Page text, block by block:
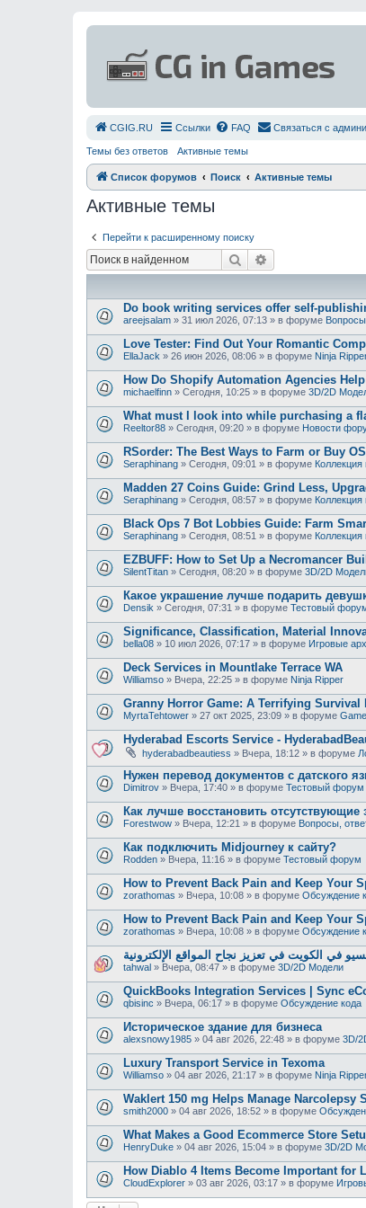
СGIG.RU Ссылки FAQ Связаться с
Темы без ответов Активные темы
Список форумов Поиск Активные темы
Активные темы
Перейти к расширенному поиску
Поиск
Do book writing services offer self-
areejsalam » 31 июл 2026, 07:13 » в форуме
Love Tester: Find Out Your Romantic
EllaJack » 26 июн 2026, 08:06 » в форуме Ninja
How Do Shopify Automation Agencies
michaelfinn » Сегодня, 10:25 » в форуме 3D/2D
What must I look into while purchasing a
Reeltor88 » Сегодня, 09:20 » в форуме Новости
RSorder: The Best Ways to Farm or Buy
Seraphinang » Сегодня, 09:01 » в форуме Коллекция
Madden 27 Coins Guide: Grind Less,
Seraphinang » Сегодня, 08:57 » в форуме Коллекция
Black Ops 7 Bot Lobbies Guide: Farm
Seraphinang » Сегодня, 08:51 » в форуме Коллекция
EZBUFF: How to Set Up a Necromancer
SilentTitan » Сегодня, 08:20 » в форуме 3D/2D
Какое украшение лучше подарить
Densik » Сегодня, 07:31 » в форуме Тестовый
Significance, Classification, Material
bella08 » 10 июл 2026, 07:17 » в форуме Игровые
Deck Services in Mountlake Terrace WA
Williamso » Вчера, 22:25 » в форуме Ninja Ripper
Granny Horror Game: A Terrifying Survival
MyrtaTehtower » 27 окт 2025, 23:09 » в форуме
Hyderabad Escorts Service -
hyderabadbeautiess » Вчера, 18:12 » в форуме
Нужен перевод документов с датского
Dimitrov » Вчера, 17:40 » в форуме Тестовый форум
Как лучше восстановить отсутствующие
Forestwow » Вчера, 12:21 » в форуме Вопросы,
Как подключить Midjourney к сайту?
Rodden » Вчера, 11:16 » в форуме Тестовый форум
How to Prevent Back Pain and Keep Your
zorathomas » Вчера, 10:08 » в форуме Обсуждение
How to Prevent Back Pain and Keep Your
zorathomas » Вчера, 10:08 » в форуме Обсуждение
في الكويت في تعزيز نجاح المواقع الإلكترونية
tahwal » Вчера, 08:47 » в форуме 3D/2D Модели
QuickBooks Integration Services | Sync
qbisinc » Вчера, 06:17 » в форуме Обсуждение кода
Историческое здание для бизнеса
alexsnowy1985 » 04 авг 2026, 22:48 » в форуме 3D/
Luxury Transport Service in Texoma
Williamso » 04 авг 2026, 21:17 » в форуме Ninja
Waklert 150 mg Helps Manage Narcolepsy
smith2000 » 04 авг 2026, 18:52 » в форуме
What Makes a Good Ecommerce Store
HenryDuke » 04 авг 2026, 15:04 » в форуме 3D/2D
How Diablo 4 Items Become Important for
CloudExplorer » 03 авг 2026, 03:17 » в форуме